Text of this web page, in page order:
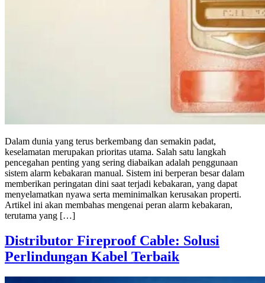
Dalam dunia yang terus berkembang dan semakin padat,
keselamatan merupakan prioritas utama. Salah satu langkah
pencegahan penting yang sering diabaikan adalah penggunaan
sistem alarm kebakaran manual. Sistem ini berperan besar dalam
memberikan peringatan dini saat terjadi kebakaran, yang dapat
menyelamatkan nyawa serta meminimalkan kerusakan properti.
Artikel ini akan membahas mengenai peran alarm kebakaran,
terutama yang […]
Distributor Fireproof Cable: Solusi
Perlindungan Kabel Terbaik